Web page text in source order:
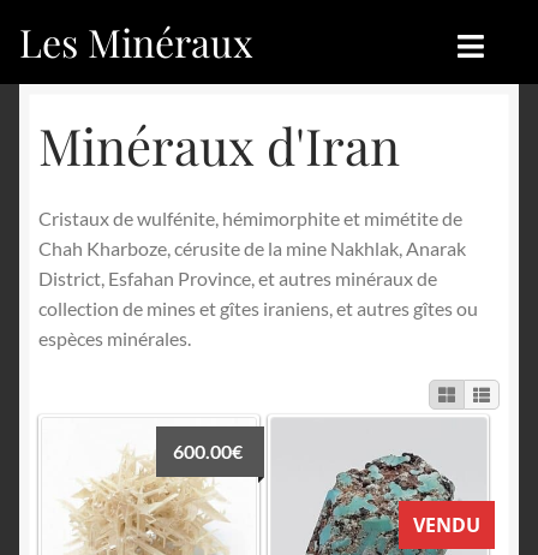
Aller
à
navigation
Aller
au
Les Minéraux
Catégories
Nouveautés
Achat
Mon compte
Français
English
Boutique
Nouveautés
Blog
Achat
Contactez-nous
Sites amis
Minéraux d'Iran
Cristaux de wulfénite, hémimorphite et mimétite de
Chah Kharboze, cérusite de la mine Nakhlak, Anarak
District, Esfahan Province, et autres minéraux de
collection de mines et gîtes iraniens, et autres gîtes ou
espèces minérales.
600.00€
VENDU